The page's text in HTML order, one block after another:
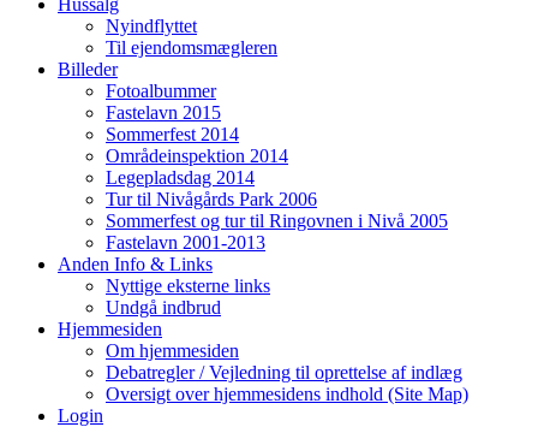
Nyindflyttet
Til ejendomsmægleren
Billeder
Fotoalbummer
Fastelavn 2015
Sommerfest 2014
Områdeinspektion 2014
Legepladsdag 2014
Tur til Nivågårds Park 2006
Sommerfest og tur til Ringovnen i Nivå 2005
Fastelavn 2001-2013
Anden Info & Links
Nyttige eksterne links
Undgå indbrud
Hjemmesiden
Om hjemmesiden
Debatregler / Vejledning til oprettelse af indlæg
Oversigt over hjemmesidens indhold (Site Map)
Login